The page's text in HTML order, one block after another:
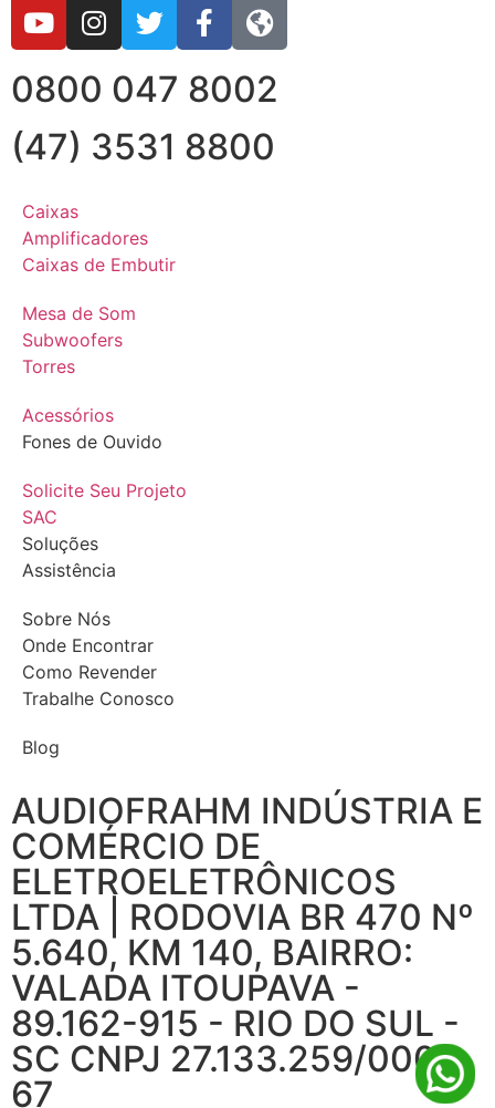
0800 047 8002
(47) 3531 8800
Caixas
Amplificadores
Caixas de Embutir
Mesa de Som
Subwoofers
Torres
Acessórios
Fones de Ouvido
Solicite Seu Projeto
SAC
Soluções
Assistência
Sobre Nós
Onde Encontrar
Como Revender
Trabalhe Conosco
Blog
AUDIOFRAHM INDÚSTRIA E
COMÉRCIO DE
ELETROELETRÔNICOS
LTDA | RODOVIA BR 470 Nº
5.640, KM 140, BAIRRO:
VALADA ITOUPAVA -
89.162-915 - RIO DO SUL -
SC CNPJ 27.133.259/0001-
67